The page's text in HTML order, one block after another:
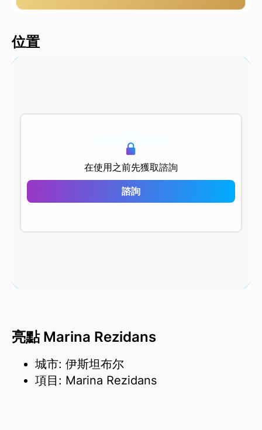
位置
在使用之前先獲取諮詢
諮詢
Marina Rezidans
亮點 Marina Rezidans
城市: 伊斯坦布尔
項目: Marina Rezidans